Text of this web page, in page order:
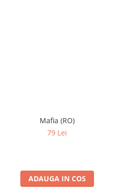
Mafia (RO)
79 Lei
ADAUGA IN COS